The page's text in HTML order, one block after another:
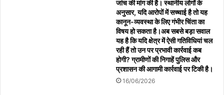
थाली में राशन या सेहत से खिलवाड़ ?
जांच की मांग की है। स्थानीय लोगों के
अनुसार, यदि आरोपों में सच्चाई है तो यह
कानून-व्यवस्था के लिए गंभीर चिंता का
विषय हो सकता है।अब सबसे बड़ा सवाल
यह है कि यदि क्षेत्र में ऐसी गतिविधियां चल
रही हैं तो उन पर प्रभावी कार्रवाई कब
होगी? ग्रामीणों की निगाहें पुलिस और
प्रशासन की आगामी कार्रवाई पर टिकी है।
16/06/2026